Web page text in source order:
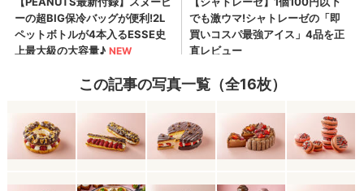
この記事の写真一覧（全16枚）